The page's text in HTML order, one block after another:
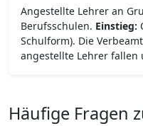
Angestellte Lehrer an
Berufsschulen. Einstieg:
Schulform). Die
angestellte Lehrer fallen
Häufige Fragen